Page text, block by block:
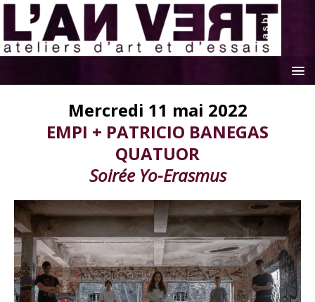
Mercredi 11 mai 2022
EMPI + PATRICIO BANEGAS
QUATUOR
Soirée Yo-Erasmus